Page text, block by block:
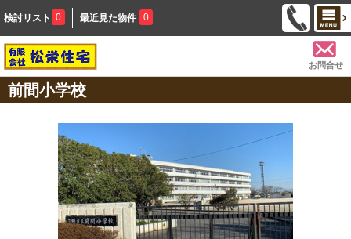
検討リスト 0 最近見た物件 0
お問合せ
前間小学校